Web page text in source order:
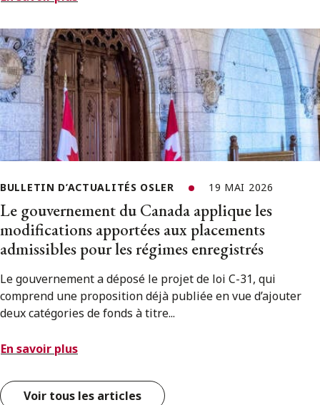
BULLETIN D’ACTUALITÉS OSLER 19 MAI 2026
Le gouvernement du Canada applique les
modifications apportées aux placements
admissibles pour les régimes enregistrés
Le gouvernement a déposé le projet de loi C-31, qui
comprend une proposition déjà publiée en vue d’ajouter
deux catégories de fonds à titre...
En savoir plus
Voir tous les articles